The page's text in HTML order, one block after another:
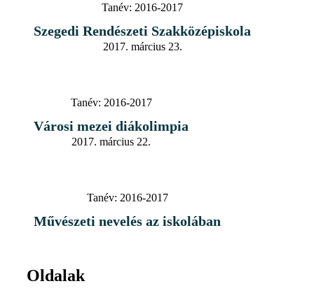
Tanév: 2016-2017
Szegedi Rendészeti Szakközépiskola
2017. március 23.
Tanév: 2016-2017
Városi mezei diákolimpia
2017. március 22.
Tanév: 2016-2017
Művészeti nevelés az iskolában
Oldalak